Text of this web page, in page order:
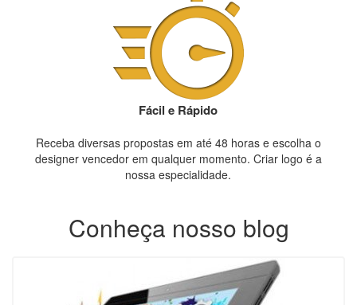
Fácil e Rápido
Receba diversas propostas em até 48 horas e escolha o
designer vencedor em qualquer momento. Criar logo é a
nossa especialidade.
Conheça nosso blog